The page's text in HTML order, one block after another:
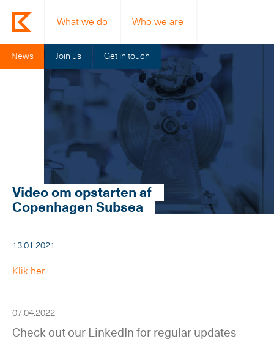
What we do Who we are
News Join us Get in touch
Video om opstarten af
Copenhagen Subsea
13.01.2021
Klik her
07.04.2022
Check out our LinkedIn for regular updates